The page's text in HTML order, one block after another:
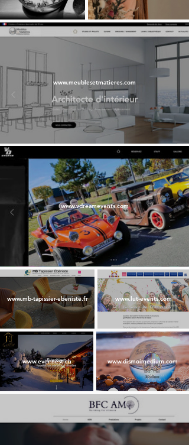
www.meublesetmatieres.com
www.vdreamevents.com
www.mb-tapissier-ebeniste.fr www.lut-events.com
www.ever-nest.ch www.dismoimedium.com